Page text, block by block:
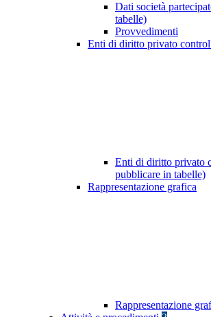
Dati società
tabelle)
Provvedimenti
Enti di diritto privato
Enti di diritto privato
pubblicare in tabelle)
Rappresentazione grafica
Rappresentazione